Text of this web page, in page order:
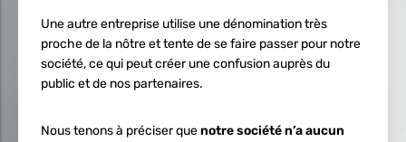
Une autre entreprise utilise une dénomination très
proche de la nôtre et tente de se faire passer pour notre
société, ce qui peut créer une confusion auprès du
public et de nos partenaires.
Nous tenons à préciser quenotre société n’a aucun
isolé en nouvelle-
aquitaine : guide
2026